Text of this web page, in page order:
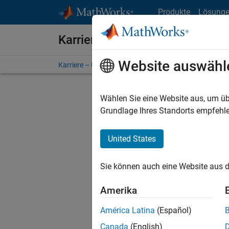
Produkte
Karriere bei MathWorks
Karriere – Übersicht Stellensuche
FILTER:
Stellen
Es
Region
Website
Wählen Sie eine Website aus, um
Grundlage Ihres Standorts
United States
Sie können auch eine Website aus
Amerika
América Latina (Español)
Canada (English)